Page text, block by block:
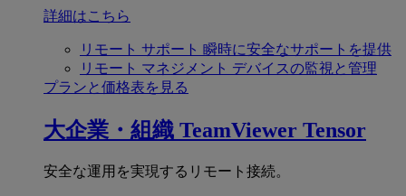
詳細はこちら
リモート サポート 瞬時に安全なサポートを提供
リモート マネジメント デバイスの監視と管理
プランと価格表を見る
大企業・組織 TeamViewer Tensor
安全な運用を実現するリモート接続。